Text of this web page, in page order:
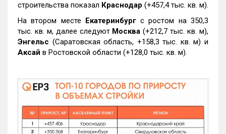
строительства показал Краснодар (+457,4 тыс. кв. м).
На втором месте Екатеринбургс ростом на 350,3
тыс. кв. м, далее следуют Москва (+212,7 тыс. кв. м),
Энгельс (Саратовская область, +158,3 тыс. кв. м) и
Аксай в Ростовской области (+128,0 тыс. кв. м).